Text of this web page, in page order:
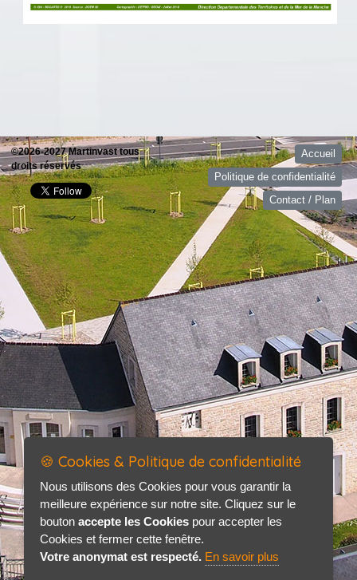
©2026-2027 Martinvast tous
droits réservés
Accueil
Politique de confidentialité
Contact / Plan
🍪 Cookies & Politique de confidentialité
Nous utilisons des Cookies pour vous garantir la
meilleure expérience sur notre site. Cliquez sur le
bouton accepte les Cookies pour accepter les
Cookies et fermer cette fenêtre.
Votre anonymat est respecté. En savoir plus